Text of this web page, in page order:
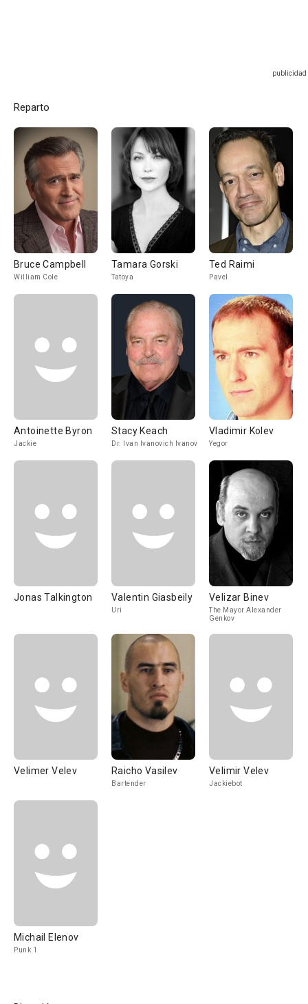
Reparto
Bruce Campbell
William Cole
Tamara Gorski
Tatoya
Ted Raimi
Pavel
Antoinette Byron
Jackie
Stacy Keach
Dr. Ivan Ivanovich Ivanov
Vladimir Kolev
Yegor
Jonas Talkington Valentin Giasbeily
Uri
Velizar Binev
The Mayor Alexander
Genkov
Velimer Velev Raicho Vasilev
Bartender
Velimir Velev
Jackiebot
Michail Elenov
Punk 1